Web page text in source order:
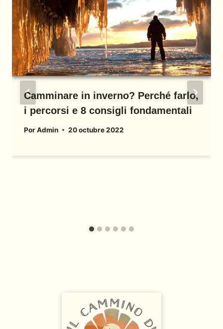
Camminare in inverno? Perché farlo,
i percorsi e 8 consigli fondamentali
PorAdmin 20 octubre 2022